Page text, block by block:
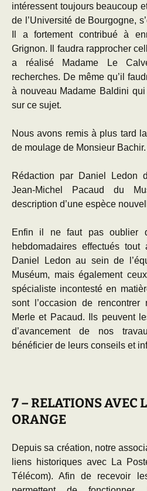
intéressent toujours beaucoup
de l’Université de Bourgogne,
Il a fortement contribué à
Grignon. Il faudra rapprocher
a réalisé Madame Le
recherches. De même qu’il
à nouveau Madame Baldini
sur ce sujet.
Nous avons remis à plus tard
de moulage de Monsieur Bachir.
Rédaction par Daniel Ledon
Jean-Michel Pacaud du
description d’une espèce
Enfin il ne faut pas oublier
hebdomadaires effectués
Daniel Ledon au sein de
Muséum, mais également
spécialiste incontesté en
sont l’occasion de rencontrer
Merle et Pacaud. Ils peuvent
d’avancement de nos
bénéficier de leurs conseils et
7 – RELATIONS AVEC
ORANGE
Depuis sa création, notre
liens historiques avec La
Télécom). Afin de recevoir